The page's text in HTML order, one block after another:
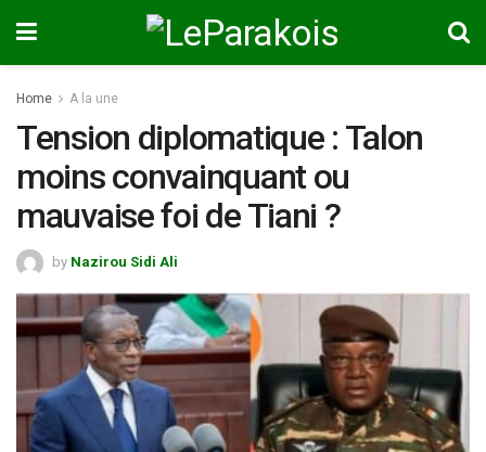
Home A la une
Tension diplomatique : Talon
moins convainquant ou
mauvaise foi de Tiani ?
by Nazirou Sidi Ali